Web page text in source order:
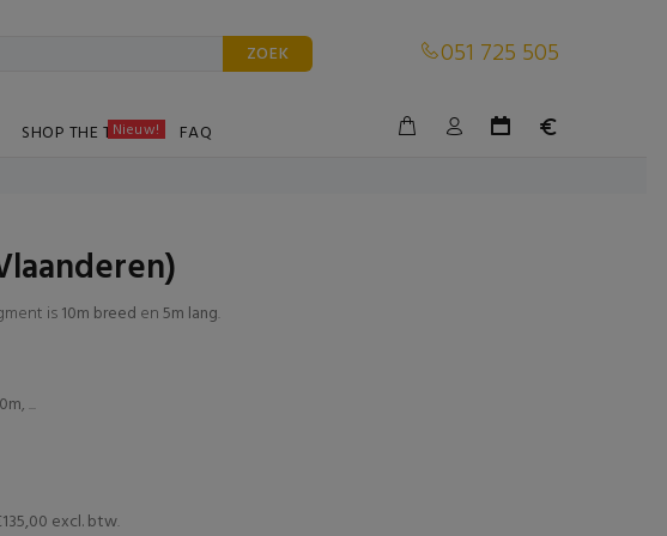
ZOEK 051 725 505
SHOP THE TABLE
Nieuw! FAQ
is10m breed en5m lang.
, ...
excl. btw.